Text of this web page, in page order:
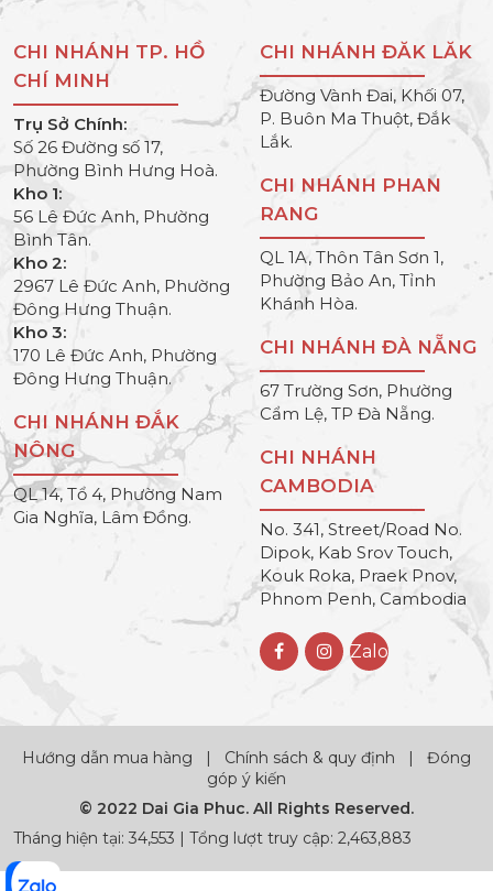
CHI NHÁNH TP. HỒ
CHÍ MINH
Trụ Sở Chính:
Số 26 Đường số 17,
Phường Bình Hưng Hoà.
Kho 1:
56 Lê Đức Anh, Phường
Bình Tân.
Kho 2:
2967 Lê Đức Anh, Phường
Đông Hưng Thuận.
Kho 3:
170 Lê Đức Anh, Phường
Đông Hưng Thuận.
CHI NHÁNH ĐẮK
NÔNG
QL 14, Tổ 4, Phường Nam
Gia Nghĩa, Lâm Đồng.
CHI NHÁNH ĐĂK LĂK
Đường Vành Đai, Khối 07,
P. Buôn Ma Thuột, Đắk
Lắk.
CHI NHÁNH PHAN
RANG
QL 1A, Thôn Tân Sơn 1,
Phường Bảo An, Tỉnh
Khánh Hòa.
CHI NHÁNH ĐÀ NẴNG
67 Trường Sơn, Phường
Cẩm Lệ, TP Đà Nẵng.
CHI NHÁNH
CAMBODIA
No. 341, Street/Road No.
Dipok, Kab Srov Touch,
Kouk Roka, Praek Pnov,
Phnom Penh, Cambodia
Zalo
Hướng dẫn mua hàng | Chính sách & quy định | Đóng
góp ý kiến
© 2022 Dai Gia Phuc. All Rights Reserved.
Tháng hiện tại: 34,553 | Tổng lượt truy cập: 2,463,883